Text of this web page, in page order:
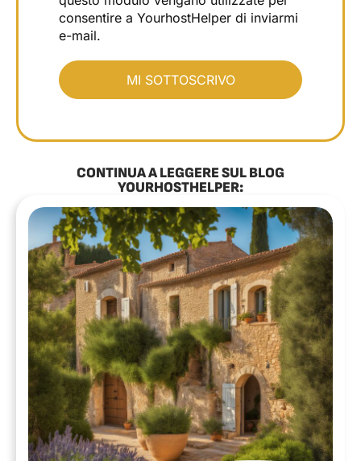
consentire a YourhostHelper di inviarmi
e-mail.
CONTINUA A LEGGERE SUL BLOG
YOURHOSTHELPER: